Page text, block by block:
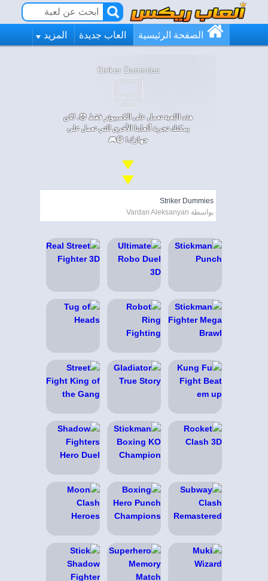
الصفحة الرئيسية العاب جديدة المزيد
Striker Dummies
هذه اللعبة تعمل على الكمبيوتر فقط 😞. لكن
يمكنك تجربة ألعابنا الأخرى التي تعمل على
جهازك! 😄🎮
Striker Dummies
بواسطة Vardan Aleksanyan